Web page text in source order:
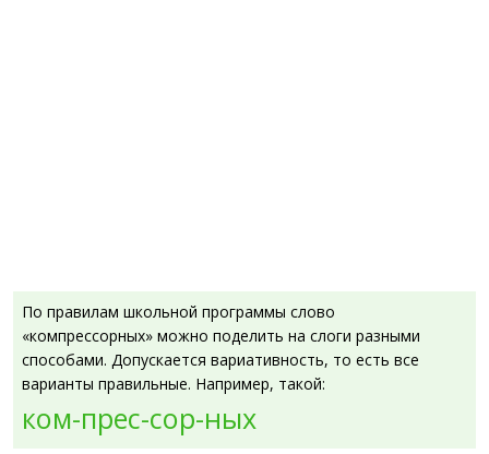
По правилам школьной программы слово
«компрессорных» можно поделить на слоги разными
способами. Допускается вариативность, то есть все
варианты правильные. Например, такой:
ком-прес-сор-ных